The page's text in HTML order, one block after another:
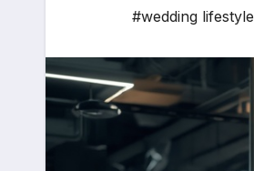
#wedding lifestyle